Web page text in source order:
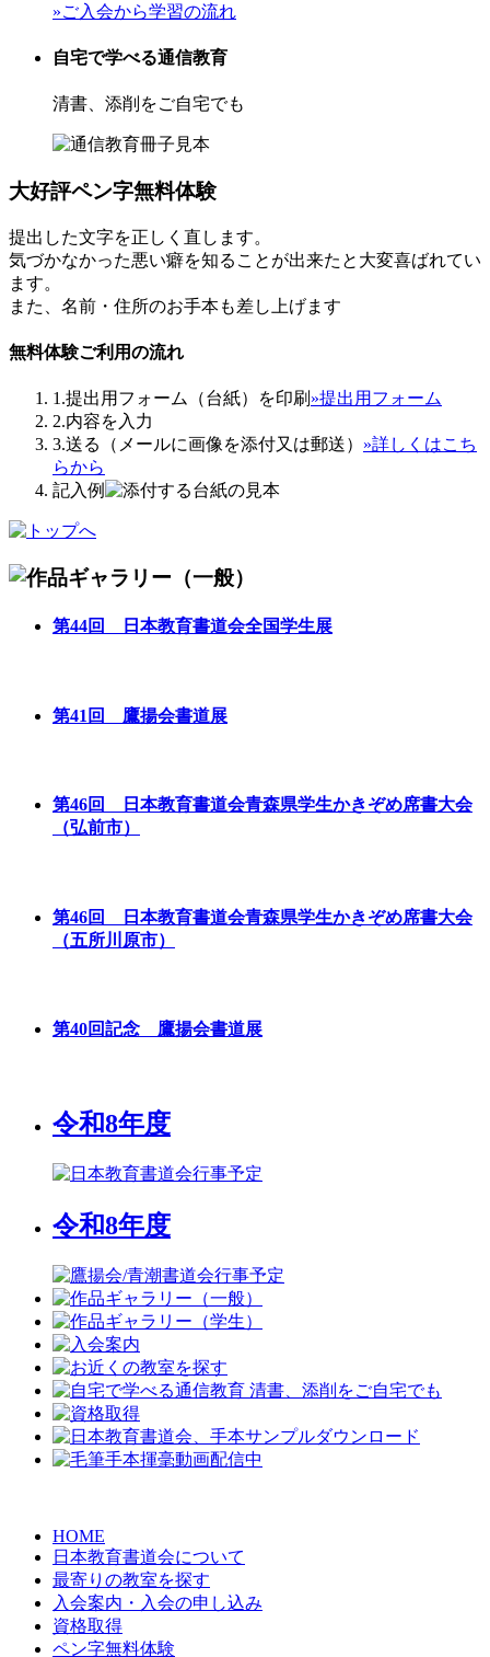
»ご入会から学習の流れ
自宅で学べる通信教育
清書、添削をご自宅でも
大好評ペン字無料体験
提出した文字を正しく直します。
気づかなかった悪い癖を知ることが出来たと大変喜ばれてい
ます。
また、名前・住所のお手本も差し上げます
無料体験ご利用の流れ
1.提出用フォーム（台紙）を印刷 »提出用フォーム
2.内容を入力
3.送る（メールに画像を添付又は郵送） »詳しくはこち
らから
記入例
第44回 日本教育書道会全国学生展
第41回 鷹揚会書道展
第46回 日本教育書道会青森県学生かきぞめ席書大会
（弘前市）
第46回 日本教育書道会青森県学生かきぞめ席書大会
（五所川原市）
第40回記念 鷹揚会書道展
令和8年度
令和8年度
HOME
日本教育書道会について
最寄りの教室を探す
入会案内・入会の申し込み
資格取得
ペン字無料体験